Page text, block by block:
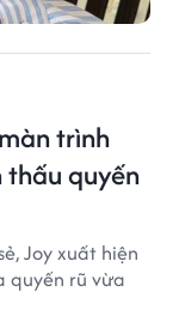
trình
quyến
Joy xuất hiện
quyến rũ vừa